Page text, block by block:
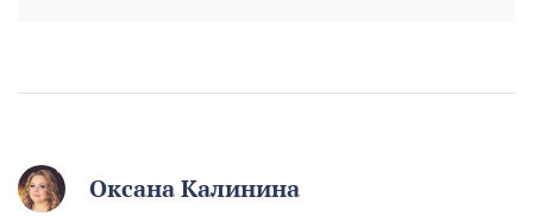
Оксана Калинина